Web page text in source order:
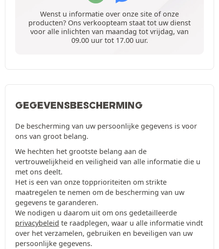
Wenst u informatie over onze site of onze
producten? Ons verkoopteam staat tot uw dienst
voor alle inlichten van maandag tot vrijdag, van
09.00 uur tot 17.00 uur.
GEGEVENSBESCHERMING
De bescherming van uw persoonlijke gegevens is voor
ons van groot belang.
We hechten het grootste belang aan de
vertrouwelijkheid en veiligheid van alle informatie die u
met ons deelt.
Het is een van onze topprioriteiten om strikte
maatregelen te nemen om de bescherming van uw
gegevens te garanderen.
We nodigen u daarom uit om ons gedetailleerde
privacybeleid te raadplegen, waar u alle informatie vindt
over het verzamelen, gebruiken en beveiligen van uw
persoonlijke gegevens.